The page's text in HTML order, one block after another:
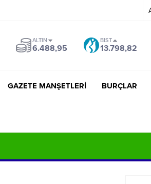
ALTIN
6.488,95
BIST
13.798,82
GAZETE MANŞETLERİ BURÇLAR